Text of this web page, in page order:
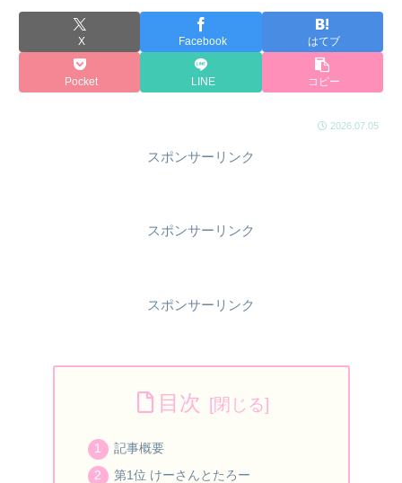
X Facebook はてブ
Pocket LINE コピー
2026.07.05
スポンサーリンク
スポンサーリンク
スポンサーリンク
目次
記事概要
第1位 けーさんとたろー